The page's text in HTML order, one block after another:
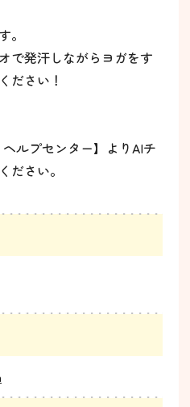
。
で発汗しながらヨガをす
ださい！
ルプセンター】よりAIチ
ださい。